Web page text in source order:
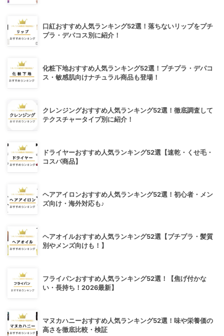
口紅おすすめ人気ランキング52選！落ちないリップをプチ
プラ・デパコス別に紹介！
化粧下地おすすめ人気ランキング52選！プチプラ・デパコ
ス・敏感肌向けナチュラル商品も登場！
クレンジングおすすめ人気ランキング52選！徹底調査して
テクスチャータイプ別に紹介！
ドライヤーおすすめ人気ランキング52選【速乾・くせ毛・
コスパ商品】
ヘアアイロンおすすめ人気ランキング52選！初心者・メン
ズ向け・海外対応も♪
ヘアオイルおすすめ人気ランキング52選【プチプラ・髪質
別やメンズ向けも！】
フライパンおすすめ人気ランキング52選！【焦げ付かな
い・長持ち！2026最新】
マヌカハニーおすすめ人気ランキング52選！味や栄養価の
高さを徹底比較・検証